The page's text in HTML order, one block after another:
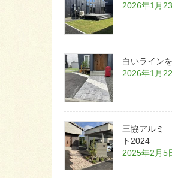
2026年1月
白いライン
2026年1月
三協アルミ
ト2024
2025年2月5